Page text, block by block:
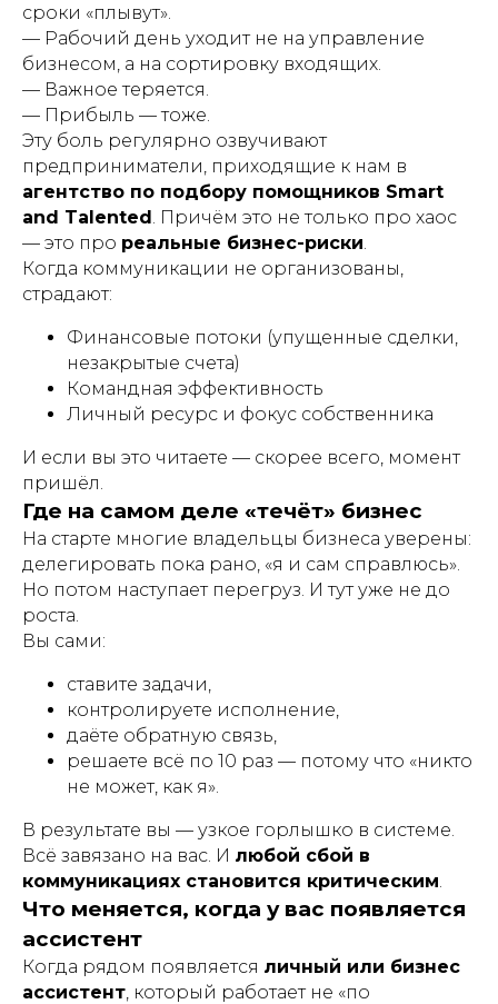
сроки «плывут».
— Рабочий день уходит не на управление
бизнесом, а на сортировку входящих.
— Важное теряется.
— Прибыль — тоже.
Эту боль регулярно озвучивают
предприниматели, приходящие к нам в
агентство по подбору помощников Smart
and Talented. Причём это не только про хаос
— это про реальные бизнес-риски.
Когда коммуникации не организованы,
страдают:
Финансовые потоки (упущенные сделки,
незакрытые счета)
Командная эффективность
Личный ресурс и фокус собственника
И если вы это читаете — скорее всего, момент
пришёл.
Где на самом деле «течёт» бизнес
На старте многие владельцы бизнеса уверены:
делегировать пока рано, «я и сам справлюсь».
Но потом наступает перегруз. И тут уже не до
роста.
Вы сами:
ставите задачи,
контролируете исполнение,
даёте обратную связь,
решаете всё по 10 раз — потому что «никто
не может, как я».
В результате вы — узкое горлышко в системе.
Всё завязано на вас. И любой сбой в
коммуникациях становится критическим.
Что меняется, когда у вас появляется
ассистент
Когда рядом появляется личный или бизнес
ассистент, который работает не «по